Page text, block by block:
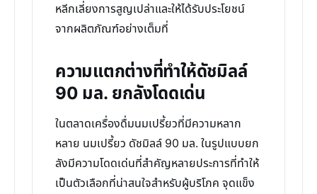
หลีกเลี่ยงการสูญเปล่าและให้ได้รับประโยชน์
จากผลิตภัณฑ์อย่างเต็มที่
ความแตกต่างที่ทำให้ดัชมิลล์
90 มล. ยกลังโดดเด่น
ในตลาดเครื่องดื่มนมเปรี้ยวที่มีความหลาก
หลาย นมเปรี้ยว ดัชมิลล์ 90 มล. ในรูปแบบยก
ลังมีความโดดเด่นที่สำคัญหลายประการที่ทำให้
เป็นตัวเลือกที่น่าสนใจสำหรับผู้บริโภค จุดแข็ง